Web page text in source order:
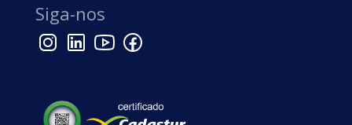
Siga-nos